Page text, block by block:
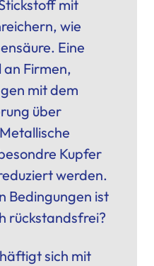
mit
wie
Eine
Firmen,
mit dem
über
Kupfer
werden.
Bedingungen ist
rückstandsfrei?
sich mit